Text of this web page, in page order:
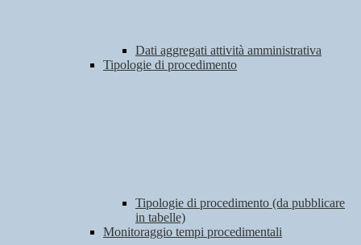
Dati aggregati attività amministrativa
Tipologie di procedimento
Tipologie di procedimento (da pubblicare
in tabelle)
Monitoraggio tempi procedimentali